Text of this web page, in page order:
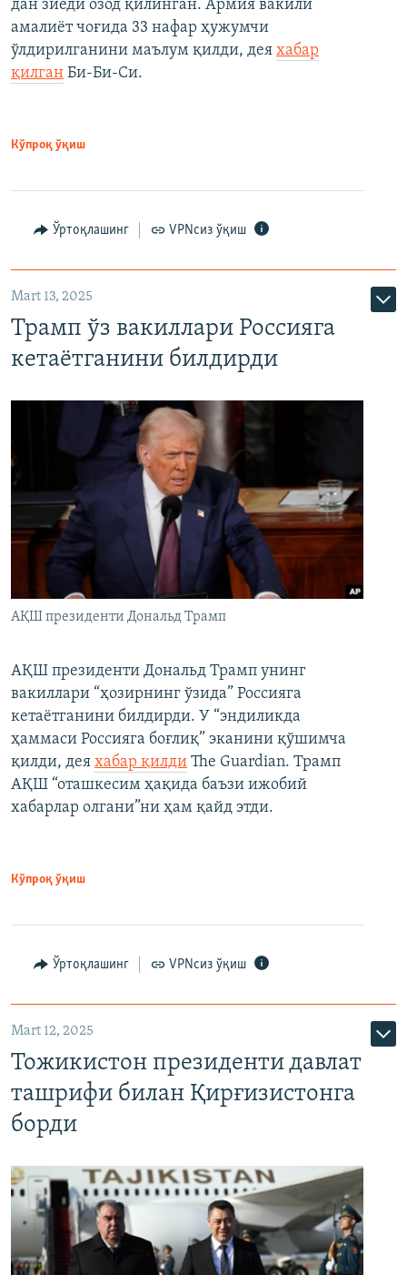
дан зиёди озод қилинган. Армия вакили
амалиёт чоғида 33 нафар ҳужумчи
ўлдирилганини маълум қилди, дея хабар
қилган Би-Би-Си.
Кўпроқ ўқиш
Ўртоқлашинг VPNсиз ўқиш
Mart 13, 2025
Трамп ўз вакиллари Россияга
кетаётганини билдирди
АҚШ президенти Дональд Трамп
АҚШ президенти Дональд Трамп унинг
вакиллари “ҳозирнинг ўзида” Россияга
кетаётганини билдирди. У “эндиликда
ҳаммаси Россияга боғлиқ” эканини қўшимча
қилди, дея хабар қилди The Guardian. Трамп
АҚШ “оташкесим ҳақида баъзи ижобий
хабарлар олгани”ни ҳам қайд этди.
Кўпроқ ўқиш
Ўртоқлашинг VPNсиз ўқиш
Mart 12, 2025
Тожикистон президенти давлат
ташрифи билан Қирғизистонга
борди